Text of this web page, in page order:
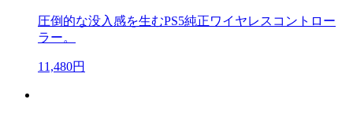
圧倒的な没入感を生むPS5純正ワイヤレスコントロー
ラー。
11,480円